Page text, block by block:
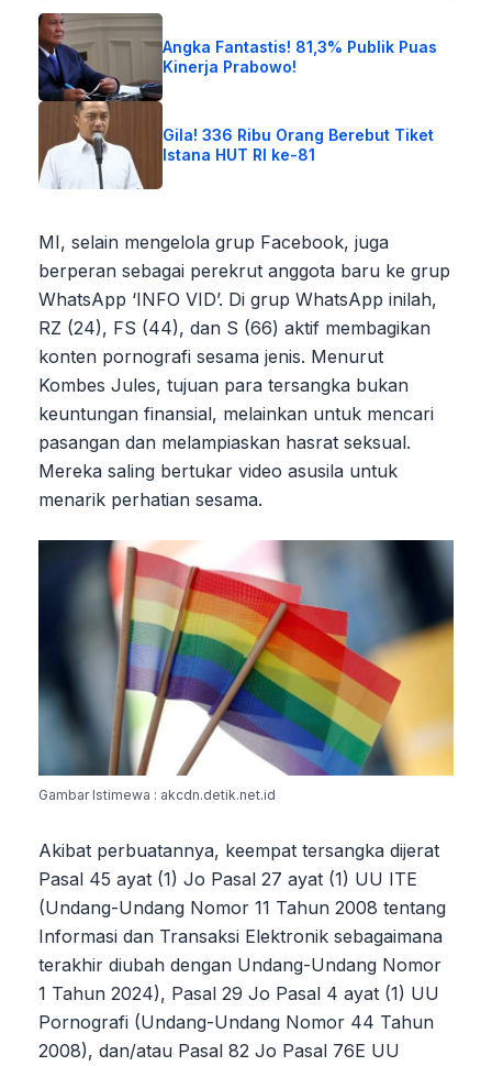
Angka Fantastis! 81,3% Publik Puas
Kinerja Prabowo!
Gila! 336 Ribu Orang Berebut Tiket
Istana HUT RI ke-81
MI, selain mengelola grup Facebook, juga
berperan sebagai perekrut anggota baru ke grup
WhatsApp ‘INFO VID’. Di grup WhatsApp inilah,
RZ (24), FS (44), dan S (66) aktif membagikan
konten pornografi sesama jenis. Menurut
Kombes Jules, tujuan para tersangka bukan
keuntungan finansial, melainkan untuk mencari
pasangan dan melampiaskan hasrat seksual.
Mereka saling bertukar video asusila untuk
menarik perhatian sesama.
Gambar Istimewa : akcdn.detik.net.id
Akibat perbuatannya, keempat tersangka dijerat
Pasal 45 ayat (1) Jo Pasal 27 ayat (1) UU ITE
(Undang-Undang Nomor 11 Tahun 2008 tentang
Informasi dan Transaksi Elektronik sebagaimana
terakhir diubah dengan Undang-Undang Nomor
1 Tahun 2024), Pasal 29 Jo Pasal 4 ayat (1) UU
Pornografi (Undang-Undang Nomor 44 Tahun
2008), dan/atau Pasal 82 Jo Pasal 76E UU